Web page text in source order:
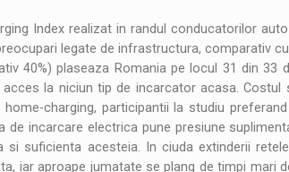
Index realizat in randul conducatorilor
legate de infrastructura, comparativ
40%) plaseaza Romania pe locul 31 din
la niciun tip de incarcator acasa. Costul
charging, participantii la studiu
de incarcare electrica pune presiune
si suficienta acesteia. In ciuda extinderii
iar aproape jumatate se plang de timpi mari